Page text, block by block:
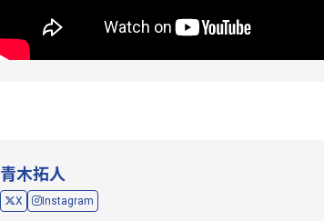
青木拓人
X Instagram